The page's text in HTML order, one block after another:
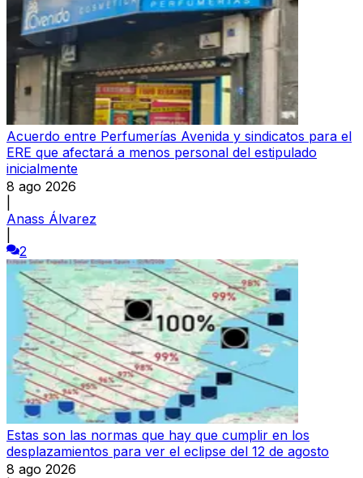
Acuerdo entre Perfumerías Avenida y sindicatos para el
ERE que afectará a menos personal del estipulado
inicialmente
8 ago 2026
Anass Álvarez
2
Estas son las normas que hay que cumplir en los
desplazamientos para ver el eclipse del 12 de agosto
8 ago 2026